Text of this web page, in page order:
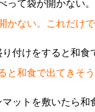
かない。これだけで
と和食で出てきそう
マットを敷いたら和